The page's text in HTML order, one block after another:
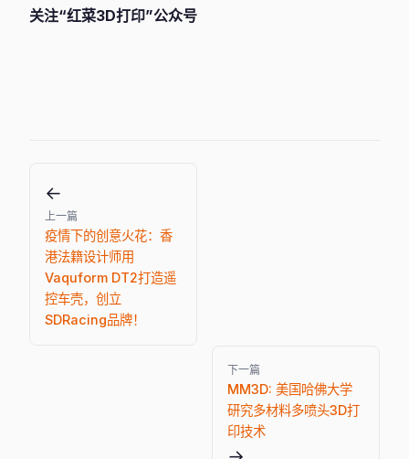
关注“红菜3D打印”公众号
←
上一篇
疫情下的创意火花：香
港法籍设计师用
Vaquform DT2打造遥
控车壳，创立
SDRacing品牌！
下一篇
MM3D: 美国哈佛大学
研究多材料多喷头3D打
印技术